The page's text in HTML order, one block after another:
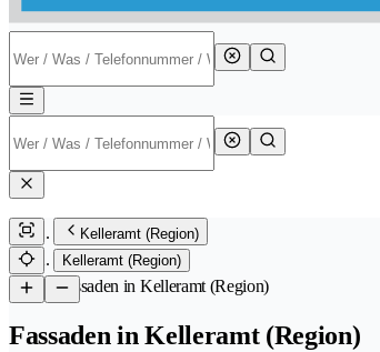
Kelleramt (Region)
Kelleramt (Region)
/Fassaden in Kelleramt (Region)
Fassaden in Kelleramt (Region)